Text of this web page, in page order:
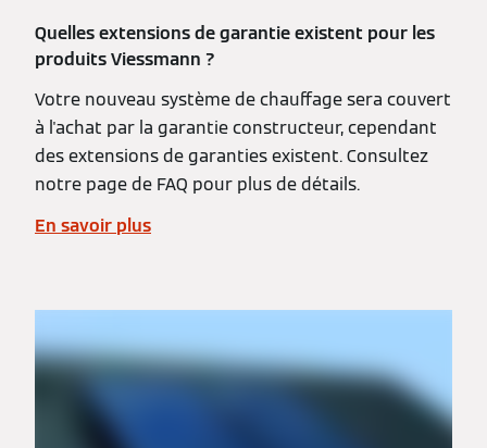
Quelles extensions de garantie existent pour les
produits Viessmann ?
Votre nouveau système de chauffage sera couvert
à l'achat par la garantie constructeur, cependant
des extensions de garanties existent. Consultez
notre page de FAQ pour plus de détails.
En savoir plus